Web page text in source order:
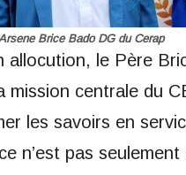
Brice Bado DG du Cerap
allocution, le Père
mission centrale du
les savoirs en
n’est pas seulement